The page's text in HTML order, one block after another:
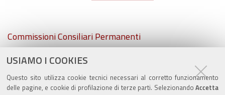
USIAMO I COOKIES
Questo sito utilizza cookie tecnici necessari al corretto funzionamento
delle pagine, e cookie di profilazione di terze parti. Selezionando Accetta
Navigazione
Commissioni Consiliari Permanenti
Commissione Elettorale comunale
Lavori delle Commissioni